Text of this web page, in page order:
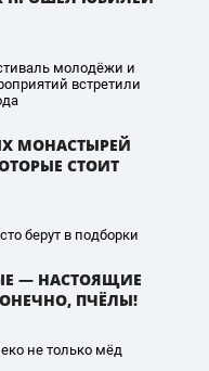
молодёжи и
встретили
МОНАСТЫРЕЙ
СТОИТ
берут в подборки
— НАСТОЯЩИЕ
ПЧЁЛЫ!
не только мёд